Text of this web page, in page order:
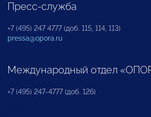
Пресс-служба
+7 (495) 247 4777 (доб. 115, 114, 113)
pressa@opora.ru
Международный отдел
+7 (495) 247-4777 (доб. 126)